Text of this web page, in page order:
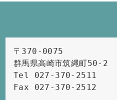
〒370-0075
群馬県高崎市筑縄町50-2
Tel 027-370-2511
Fax 027-370-2512